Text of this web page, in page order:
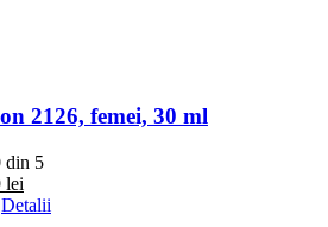
2126, femei, 30 ml
din 5
leiPrețul
curent
Detalii